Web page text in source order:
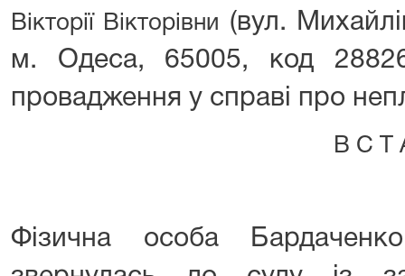
Вікторії Вікторівни (вул.
м. Одеса, 65005, код
провадження у справі про
В С Т А Н О
Фізична особа Бардаченко